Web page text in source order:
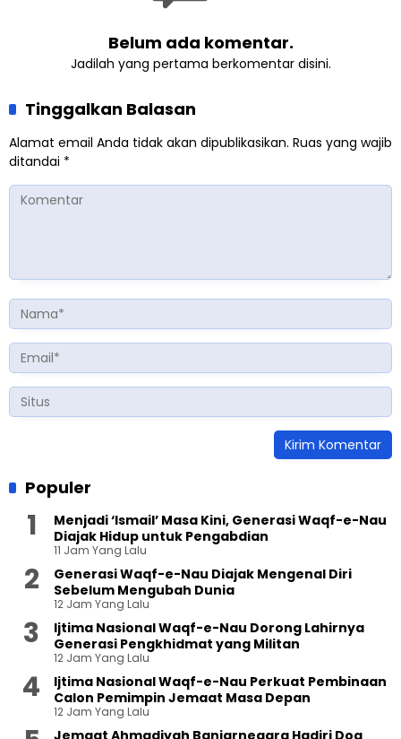
Belum ada komentar.
Jadilah yang pertama berkomentar disini.
Tinggalkan Balasan
Alamat email Anda tidak akan dipublikasikan. Ruas yang wajib
ditandai *
Populer
Menjadi ‘Ismail’ Masa Kini, Generasi Waqf-e-Nau
Diajak Hidup untuk Pengabdian
11 Jam Yang Lalu
Generasi Waqf-e-Nau Diajak Mengenal Diri
Sebelum Mengubah Dunia
12 Jam Yang Lalu
Ijtima Nasional Waqf-e-Nau Dorong Lahirnya
Generasi Pengkhidmat yang Militan
12 Jam Yang Lalu
Ijtima Nasional Waqf-e-Nau Perkuat Pembinaan
Calon Pemimpin Jemaat Masa Depan
12 Jam Yang Lalu
Jemaat Ahmadiyah Banjarnegara Hadiri Doa